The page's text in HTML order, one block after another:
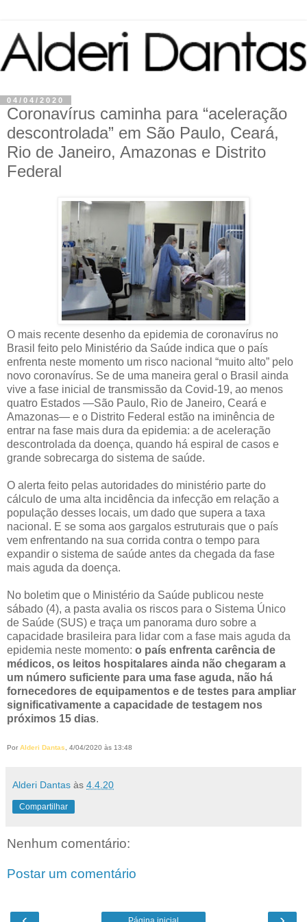
04/04/2020
Coronavírus caminha para “aceleração
descontrolada” em São Paulo, Ceará,
Rio de Janeiro, Amazonas e Distrito
Federal
O mais recente desenho da epidemia de coronavírus no
Brasil feito pelo Ministério da Saúde indica que o país
enfrenta neste momento um risco nacional “muito alto” pelo
novo coronavírus. Se de uma maneira geral o Brasil ainda
vive a fase inicial de transmissão da Covid-19, ao menos
quatro Estados ―São Paulo, Rio de Janeiro, Ceará e
Amazonas― e o Distrito Federal estão na iminência de
entrar na fase mais dura da epidemia: a de aceleração
descontrolada da doença, quando há espiral de casos e
grande sobrecarga do sistema de saúde.
O alerta feito pelas autoridades do ministério parte do
cálculo de uma alta incidência da infecção em relação a
população desses locais, um dado que supera a taxa
nacional. E se soma aos gargalos estruturais que o país
vem enfrentando na sua corrida contra o tempo para
expandir o sistema de saúde antes da chegada da fase
mais aguda da doença.
No boletim que o Ministério da Saúde publicou neste
sábado (4), a pasta avalia os riscos para o Sistema Único
de Saúde (SUS) e traça um panorama duro sobre a
capacidade brasileira para lidar com a fase mais aguda da
epidemia neste momento: o país enfrenta carência de
médicos, os leitos hospitalares ainda não chegaram a
um número suficiente para uma fase aguda, não há
fornecedores de equipamentos e de testes para ampliar
significativamente a capacidade de testagem nos
próximos 15 dias.
Por Alderi Dantas, 4/04/2020 às 13:48
Alderi Dantas às 4.4.20
Compartilhar
Nenhum comentário:
Postar um comentário